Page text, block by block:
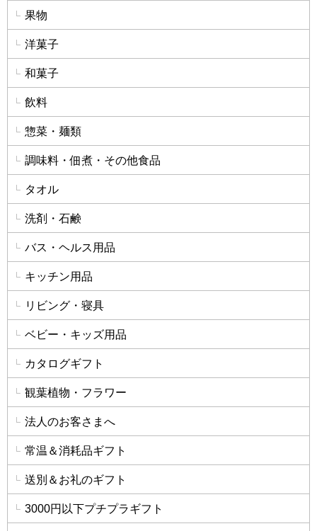
果物
洋菓子
和菓子
飲料
惣菜・麺類
調味料・佃煮・その他食品
タオル
洗剤・石鹸
バス・ヘルス用品
キッチン用品
リビング・寝具
ベビー・キッズ用品
カタログギフト
観葉植物・フラワー
法人のお客さまへ
常温＆消耗品ギフト
送別＆お礼のギフト
3000円以下プチプラギフト